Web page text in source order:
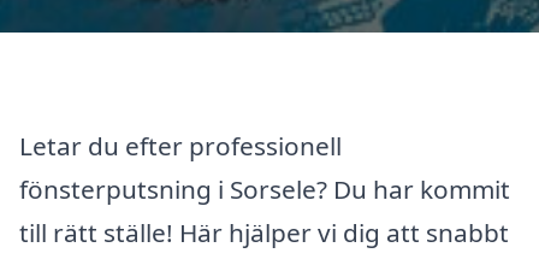
Letar du efter professionell
fönsterputsning i Sorsele? Du har kommit
till rätt ställe! Här hjälper vi dig att snabbt